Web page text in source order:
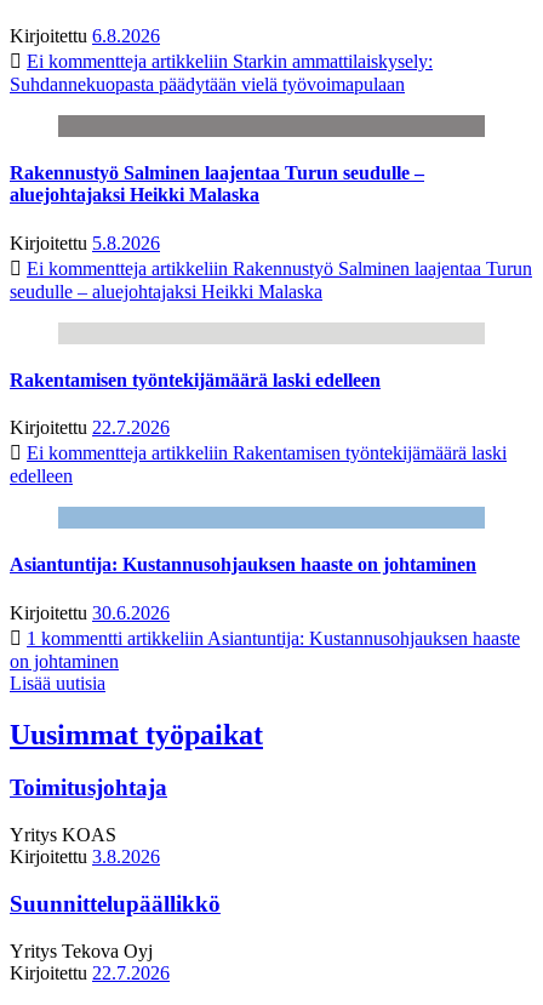
Kirjoitettu 6.8.2026
Ei kommentteja artikkeliin Starkin ammattilaiskysely:
Suhdannekuopasta päädytään vielä työvoimapulaan
Rakennustyö Salminen laajentaa Turun seudulle –
aluejohtajaksi Heikki Malaska
Kirjoitettu 5.8.2026
Ei kommentteja artikkeliin Rakennustyö Salminen laajentaa Turun
seudulle – aluejohtajaksi Heikki Malaska
Rakentamisen työntekijämäärä laski edelleen
Kirjoitettu 22.7.2026
Ei kommentteja artikkeliin Rakentamisen työntekijämäärä laski
edelleen
Asiantuntija: Kustannusohjauksen haaste on johtaminen
Kirjoitettu 30.6.2026
1 kommentti artikkeliin Asiantuntija: Kustannusohjauksen haaste
on johtaminen
Lisää uutisia
Uusimmat työpaikat
Toimitusjohtaja
Yritys KOAS
Kirjoitettu 3.8.2026
Suunnittelupäällikkö
Yritys Tekova Oyj
Kirjoitettu 22.7.2026